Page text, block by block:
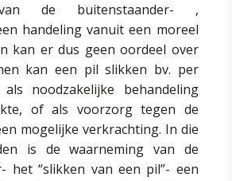
de buitenstaander- ,
handeling vanuit een moreel
kan er dus geen oordeel over
kan een pil slikken bv. per
noodzakelijke behandeling
of als voorzorg tegen de
mogelijke verkrachting. In die
is de waarneming van de
het “slikken van een pil”- een